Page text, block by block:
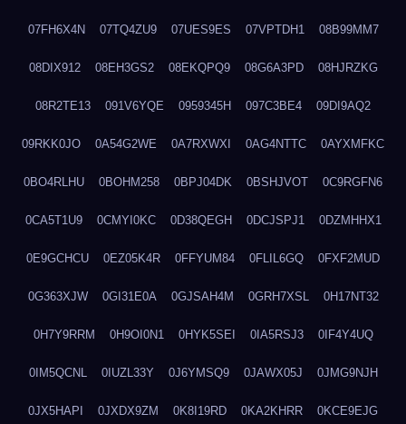
07FH6X4N 07TQ4ZU9 07UES9ES 07VPTDH1 08B99MM7
08DIX912 08EH3GS2 08EKQPQ9 08G6A3PD 08HJRZKG
08R2TE13 091V6YQE 0959345H 097C3BE4 09DI9AQ2
09RKK0JO 0A54G2WE 0A7RXWXI 0AG4NTTC 0AYXMFKC
0BO4RLHU 0BOHM258 0BPJ04DK 0BSHJVOT 0C9RGFN6
0CA5T1U9 0CMYI0KC 0D38QEGH 0DCJSPJ1 0DZMHHX1
0E9GCHCU 0EZ05K4R 0FFYUM84 0FLIL6GQ 0FXF2MUD
0G363XJW 0GI31E0A 0GJSAH4M 0GRH7XSL 0H17NT32
0H7Y9RRM 0H9OI0N1 0HYK5SEI 0IA5RSJ3 0IF4Y4UQ
0IM5QCNL 0IUZL33Y 0J6YMSQ9 0JAWX05J 0JMG9NJH
0JX5HAPI 0JXDX9ZM 0K8I19RD 0KA2KHRR 0KCE9EJG